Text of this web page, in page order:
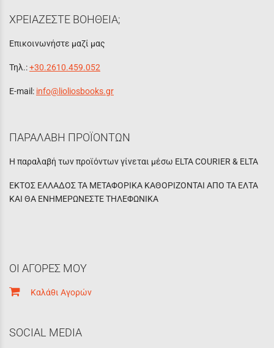
ΧΡΕΙΑΖΕΣΤΕ ΒΟΗΘΕΙΑ;
Επικοινωνήστε μαζί μας
Τηλ.:+30.2610.459.052
E-mail: info@lioliosbooks.gr
ΠΑΡΑΛΑΒΗ ΠΡΟΪΟΝΤΩΝ
Η παραλαβή των προϊόντων γίνεται μέσω ELTA COURIER & ELTA
ΕΚΤΟΣ ΕΛΛΑΔΟΣ ΤΑ ΜΕΤΑΦΟΡΙΚΑ ΚΑΘΟΡΙΖΟΝΤΑΙ ΑΠΟ ΤΑ ΕΛΤΑ
ΚΑΙ ΘΑ ΕΝΗΜΕΡΩΝΕΣΤΕ ΤΗΛΕΦΩΝΙΚΑ
ΟΙ ΑΓΟΡΕΣ ΜΟΥ
Καλάθι Αγορών
SOCIAL MEDIA